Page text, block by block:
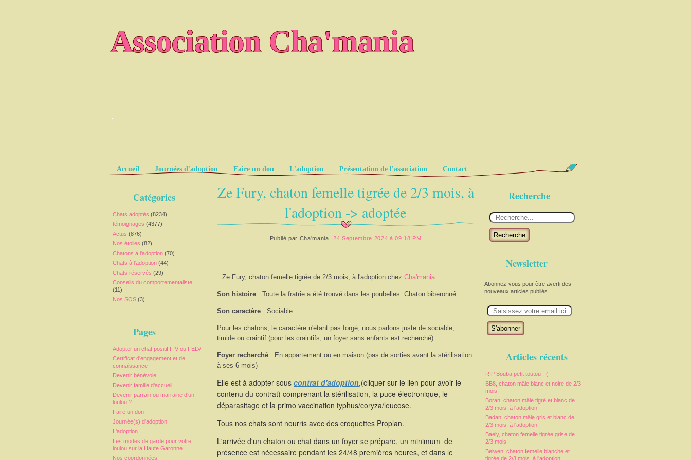
Association Cha'mania
.
Pages
Accueil Journées d'adoption Faire un don L'adoption Présentation de l'association Contact
Catégories
Chats adoptés (8234)
témoignages (4377)
Actus (876)
Nos étoiles (82)
Chatons à l'adoption (70)
Chats à l'adoption (44)
Chats réservés (29)
Conseils du comportementaliste
(11)
Nos SOS (3)
Pages
Adopter un chat positif FIV ou FELV
Certificat d'engagement et de
connaissance
Devenir bénévole
Devenir famille d'accueil
Devenir parrain ou marraine d'un
loulou ?
Faire un don
Journée(s) d'adoption
L'adoption
Les modes de garde pour votre
loulou sur la Haute Garonne !
Nos coordonnées
Recherche
Recherche
Newsletter
Abonnez-vous pour être averti des
nouveaux articles publiés.
m
Articles récents
RIP Bouba petit toutou :-(
BB8, chaton mâle blanc et noire de 2/3
mois
Boran, chaton mâle tigré et blanc de
2/3 mois, à l'adoption
Badan, chaton mâle gris et blanc de
2/3 mois, à l'adoption
Baely, chaton femelle tigrée grise de
2/3 mois
Belwen, chaton femelle blanche et
tigrée de 2/3 mois, à l'adoption
Ze Fury, chaton femelle tigrée de 2/3 mois, à
l'adoption -> adoptée
Publié par Cha'mania 24 Septembre 2024 à 09:18 PM
Ze Fury, chaton femelle tigrée de 2/3 mois, à l'adoption chez Cha'mania
Son histoire : Toute la fratrie a été trouvé dans les poubelles. Chaton biberonné.
Son caractère : Sociable
Pour les chatons, le caractère n'étant pas forgé, nous parlons juste de sociable,
timide ou craintif (pour les craintifs, un foyer sans enfants est recherché).
Foyer recherché : En appartement ou en maison (pas de sorties avant la stérilisation
à ses 6 mois)
Elle est à adopter sous contrat d'adoption,(cliquer sur le lien pour avoir le
contenu du contrat) comprenant la stérilisation, la puce électronique, le
déparasitage et la primo vaccination typhus/coryza/leucose.
Tous nos chats sont nourris avec des croquettes Proplan.
L'arrivée d'un chaton ou chat dans un foyer se prépare, un minimum de
présence est nécessaire pendant les 24/48 premières heures, et dans le